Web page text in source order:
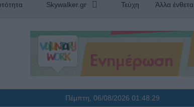
Skywalker.gr Τεύχη Άλλα ένθετα
Πέμπτη, 06/08/2026 01:48:30